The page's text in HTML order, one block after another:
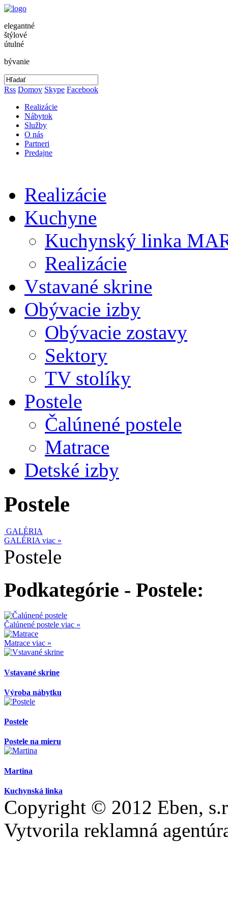
elegantné
štýlové
útulné
bývanie
Rss Domov Skype Facebook
Realizácie
Nábytok
Služby
O nás
Partneri
Predajne
Realizácie
Kuchyne
Kuchynský linka
Realizácie
Vstavané skrine
Obývacie izby
Obývacie zostavy
Sektory
TV stolíky
Postele
Čalúnené postele
Matrace
Detské izby
Postele
GALÉRIA
GALÉRIA viac »
Postele
Podkategórie - Postele:
Čalúnené postele viac »
Matrace viac »
Vstavané skrine
Výroba nábytku
Postele
Postele na mieru
Martina
Kuchynská linka
Copyright © 2012 Eben,
Vytvorila reklamná